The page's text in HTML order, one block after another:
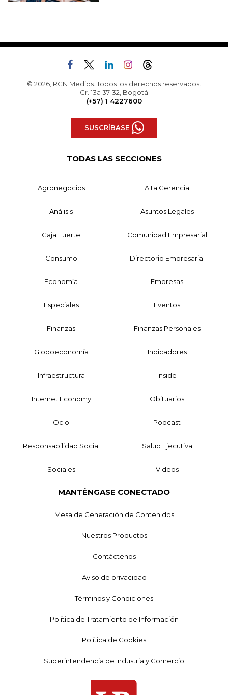
© 2026, RCN Medios. Todos los derechos reservados.
Cr. 13a 37-32, Bogotá
(+57) 1 4227600
SUSCRÍBASE
TODAS LAS SECCIONES
Agronegocios Alta Gerencia
Análisis Asuntos Legales
Caja Fuerte Comunidad Empresarial
Consumo Directorio Empresarial
Economía Empresas
Especiales Eventos
Finanzas Finanzas Personales
Globoeconomía Indicadores
Infraestructura Inside
Internet Economy Obituarios
Ocio Podcast
Responsabilidad Social Salud Ejecutiva
Sociales Videos
MANTÉNGASE CONECTADO
Mesa de Generación de Contenidos
Nuestros Productos
Contáctenos
Aviso de privacidad
Términos y Condiciones
Política de Tratamiento de Información
Política de Cookies
Superintendencia de Industria y Comercio